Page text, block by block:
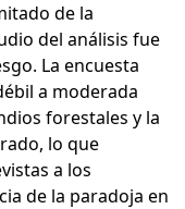
de la
del análisis fue
La encuesta
a moderada
forestales y la
lo que
a los
de la paradoja en